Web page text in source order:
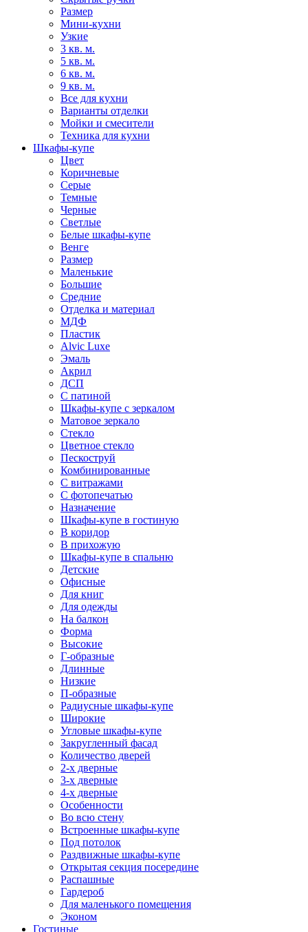
Размер
Мини-кухни
Узкие
3 кв. м.
5 кв. м.
6 кв. м.
9 кв. м.
Все для кухни
Варианты отделки
Мойки и смесители
Техника для кухни
Шкафы-купе
Цвет
Коричневые
Серые
Темные
Черные
Светлые
Белые шкафы-купе
Венге
Размер
Маленькие
Большие
Средние
Отделка и материал
МДФ
Пластик
Alvic Luxe
Эмаль
Акрил
ДСП
С патиной
Шкафы-купе с зеркалом
Матовое зеркало
Стекло
Цветное стекло
Пескоструй
Комбинированные
С витражами
С фотопечатью
Назначение
Шкафы-купе в гостиную
В коридор
В прихожую
Шкафы-купе в спальню
Детские
Офисные
Для книг
Для одежды
На балкон
Форма
Высокие
Г-образные
Длинные
Низкие
П-образные
Радиусные шкафы-купе
Широкие
Угловые шкафы-купе
Закругленный фасад
Количество дверей
2-х дверные
3-х дверные
4-х дверные
Особенности
Во всю стену
Встроенные шкафы-купе
Под потолок
Раздвижные шкафы-купе
Открытая секция посередине
Распашные
Гардероб
Для маленького помещения
Эконом
Гостиные